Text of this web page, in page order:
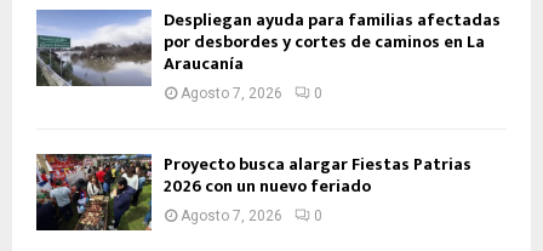
Despliegan ayuda para familias afectadas
por desbordes y cortes de caminos en La
Araucanía
Agosto 7, 2026 0
Proyecto busca alargar Fiestas Patrias
2026 con un nuevo feriado
Agosto 7, 2026 0